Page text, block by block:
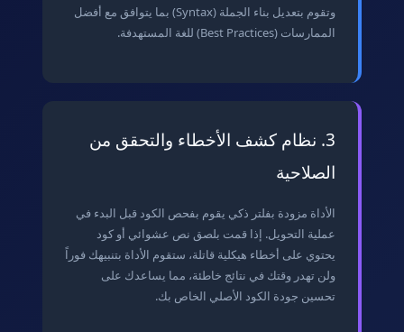
وتقوم بتعديل بناء الجملة (Syntax) بما يتوافق مع أفضل
الممارسات (Best Practices) للغة المستهدفة.
3. نظام كشف الأخطاء والتحقق من
الصلاحية
الأداة مزودة بفلتر ذكي يقوم بفحص الكود قبل البدء في
عملية التحويل. إذا قمت بلصق نص عشوائي أو كود
يحتوي على أخطاء هيكلية قاتلة، ستقوم الأداة بتنبيهك فوراً
ولن تهدر وقتك في نتائج خاطئة، مما يساعدك على
تحسين جودة الكود الأصلي الخاص بك.